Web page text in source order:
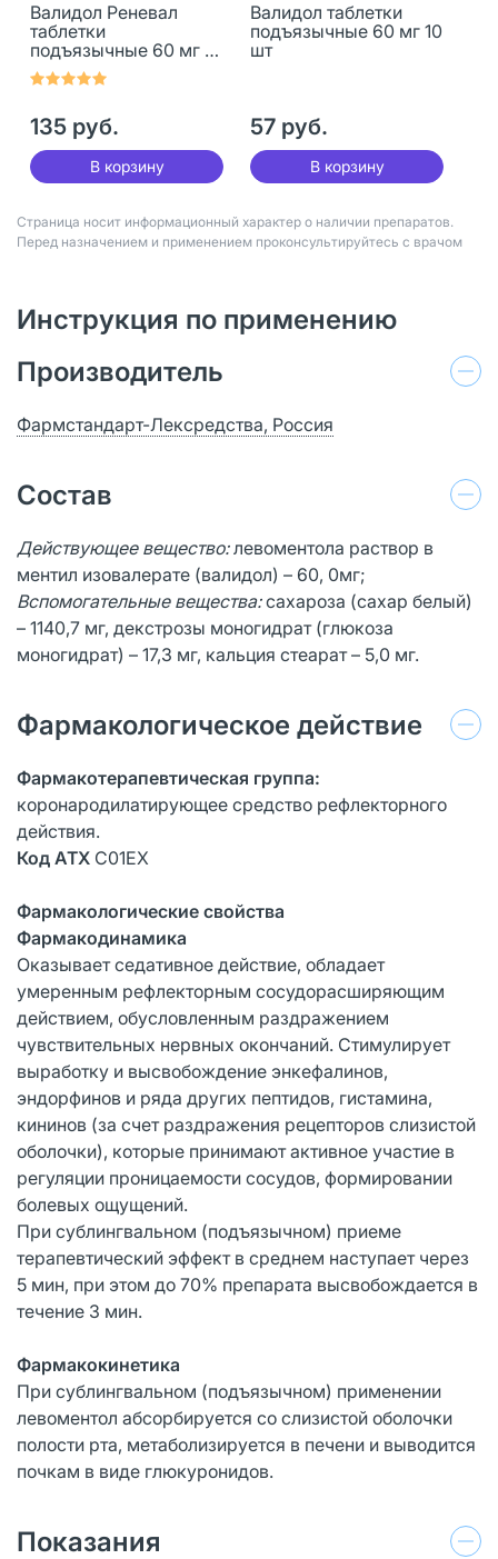
Валидол Реневал
таблетки
подъязычные 60 мг 16
шт
135 руб.
В корзину
Валидол таблетки
подъязычные 60 мг 10
шт
57 руб.
В корзину
Страница носит информационный характер о наличии препаратов.
Перед назначением и применением проконсультируйтесь с врачом
Инструкция по применению
Производитель
Фармстандарт-Лексредства, Россия
Состав
Действующее вещество:левоментола раствор в
ментил изовалерате (валидол) – 60, 0мг;
Вспомогательные вещества:сахароза (сахар белый)
– 1140,7 мг, декстрозы моногидрат (глюкоза
моногидрат) – 17,3 мг, кальция стеарат – 5,0 мг.
Фармакологическое действие
Фармакотерапевтическая группа:
коронародилатирующее средство рефлекторного
действия.
Код АТХ С01ЕХ
Фармакологические свойства
Фармакодинамика
Оказывает седативное действие, обладает
умеренным рефлекторным сосудорасширяющим
действием, обусловленным раздражением
чувствительных нервных окончаний. Стимулирует
выработку и высвобождение энкефалинов,
эндорфинов и ряда других пептидов, гистамина,
кининов (за счет раздражения рецепторов слизистой
оболочки), которые принимают активное участие в
регуляции проницаемости сосудов, формировании
болевых ощущений.
При сублингвальном (подъязычном) приеме
терапевтический эффект в среднем наступает через
5 мин, при этом до 70% препарата высвобождается в
течение 3 мин.
Фармакокинетика
При сублингвальном (подъязычном) применении
левоментол абсорбируется со слизистой оболочки
полости рта, метаболизируется в печени и выводится
почкам в виде глюкуронидов.
Показания